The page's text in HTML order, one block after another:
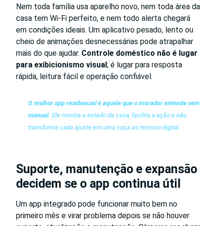
Nem toda família usa aparelho novo, nem toda área da
casa tem Wi-Fi perfeito, e nem todo alerta chegará
em condições ideais. Um aplicativo pesado, lento ou
cheio de animações desnecessárias pode atrapalhar
mais do que ajudar. Controle doméstico não é lugar
para exibicionismo visual; é lugar para resposta
rápida, leitura fácil e operação confiável.
O melhor app residencial é aquele que o morador entende sem
manual. Ele mostra o estado da casa, facilita a ação e não
transforma cada ajuste em uma caça ao tesouro digital.
Suporte, manutenção e expansão
decidem se o app continua útil
Um app integrado pode funcionar muito bem no
primeiro mês e virar problema depois se não houver